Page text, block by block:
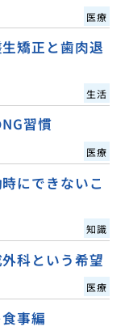
医療
矯正と歯肉退
生活
習慣
医療
にできないこ
知識
科という希望
医療
事編